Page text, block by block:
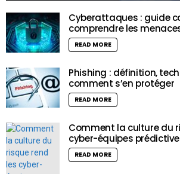
Cyberattaques : guide
comprendre les
READ MORE
Phishing : définition,
comment s’en protéger
READ MORE
Comment la culture du
cyber-équipes
READ MORE